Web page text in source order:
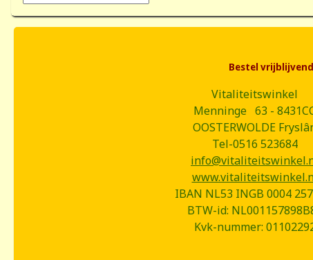
Bestel
Vitaliteitswinkel
Menninge 63 -
OOSTERWOLDE
Tel-0516 523684
IBAN NL53 INGB 0004
BTW-id:
Kvk-nummer: